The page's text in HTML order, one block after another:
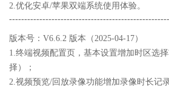
2.优化安卓/苹果双端系统使用体验。
版本号：V6.6.2 版本（2025-04-17）
1.终端视频配置页，基本设置增加时区选
择）；
2.视频预览/回放录像功能增加录像时长记录